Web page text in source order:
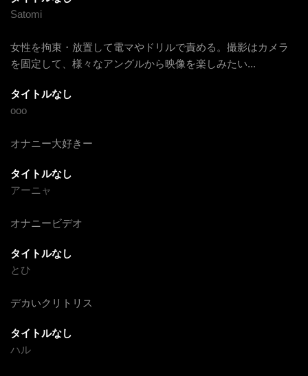
Satomi
女性を拘束・放置して電マやドリルで責める。撮影はカメラ
を固定して、様々なアングルから映像を楽しみたい...
タイトルなし
ooo
オナニー大好きー
タイトルなし
アーニャ
オナニービデオ
タイトルなし
とひ
デカいクリトリス
タイトルなし
ハル